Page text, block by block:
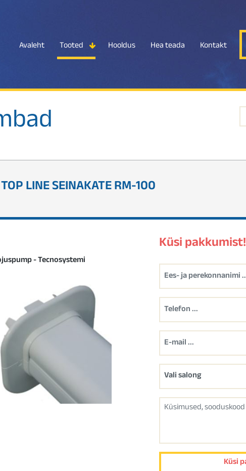
Avaleht Tooted Hooldus Hea teada Kontakt
LINE SEINAKATE RM-100
- Tecnosystemi
Küsi pakkumist!